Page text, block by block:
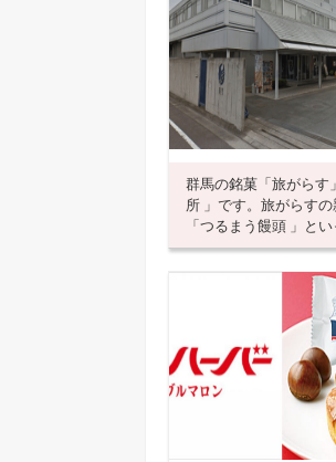
群馬の銘菓「旅がらす
所 」です。旅がらす
「つるまう饅頭 」と